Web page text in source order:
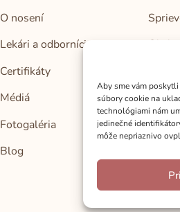
Aby sme vám
súbory cookie na
technológiami nám
jedinečné
môže nepriaznivo
O nosení
Lekári a odborníci
Certifikáty
Médiá
Fotogaléria
Blog
údajov